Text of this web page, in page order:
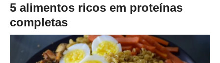
5 alimentos ricos em proteínas
completas